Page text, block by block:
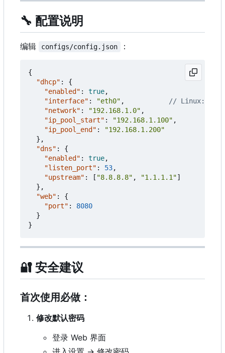
🔧 配置说明
编辑 configs/config.json ：
{
"dhcp" :
{
"enabled" : true,
"interface" : "eth0" ,
"network" : "192.168.1.0" ,
"ip_pool_start" : "192.168.1.100" ,
"ip_pool_end" :
"192.168.1.200"
},
"dns" :
{
"enabled" : true,
"listen_port" : 53,
"upstream" : [ "8.8.8.8" , "1.1.1.1"]
},
"web" :
{
"port" :
8080
}
}
🔐 安全建议
首次使用必做：
修改默认密码
登录 Web 界面